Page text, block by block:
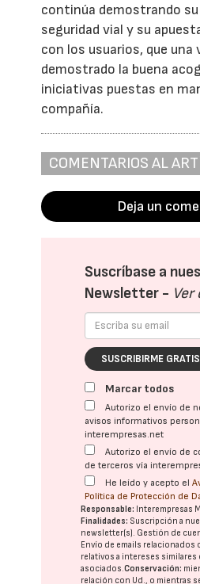
continúa demostrando
seguridad vial y su
con los usuarios, que una
demostrado la buena
iniciativas puestas en
compañía.
COMENTARIOS AL
Deja un
Suscríbase a
Newsletter - Ver
SUSCRIBIRME GRATIS
Marcar todos
Autorizo el envío de
avisos informativos
interempresas.net
Autorizo el envío de
de terceros vía
He leído y acepto el
Política de Protección de
Responsable: Interempresas
Finalidades: Suscripción a
newsletter(s). Gestión de
Envío de emails relacionados
relativos a intereses similares
asociados.Conservación:
relación con Ud., o mientras